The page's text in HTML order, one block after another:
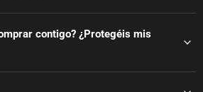
contigo? ¿Protegéis mis